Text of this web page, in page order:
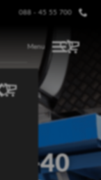
088 - 45 55 700
Menu
40